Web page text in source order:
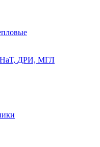
ДРИ, МГЛ